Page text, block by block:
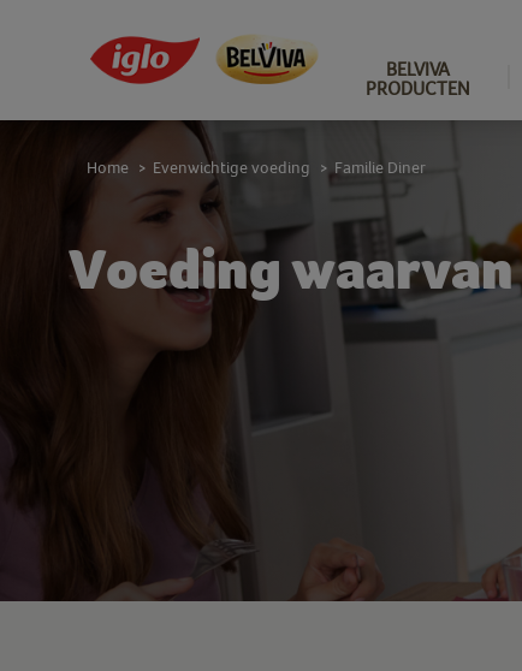
BELVIVA
PRODUCTEN
Voeding
Home > Evenwichtige voeding > Familie Diner